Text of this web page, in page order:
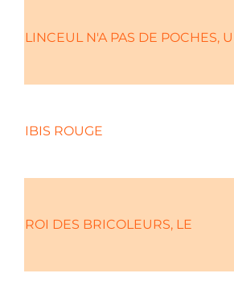
LINCEUL N'A PAS DE POCHES,
IBIS ROUGE
ROI DES BRICOLEURS, LE